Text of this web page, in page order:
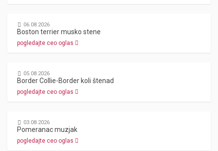
06.08.2026
Boston terrier musko stene
pogledajte ceo oglas
05.08.2026
Border Collie-Border koli štenad
pogledajte ceo oglas
03.08.2026
Pomeranac muzjak
pogledajte ceo oglas